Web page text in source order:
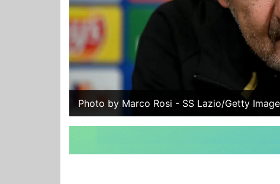
Photo by Marco Rosi - SS Lazio/Getty